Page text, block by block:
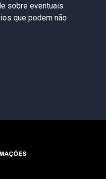
sobre eventuais
que podem não